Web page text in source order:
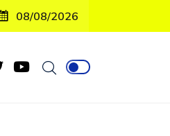
08/08/2026